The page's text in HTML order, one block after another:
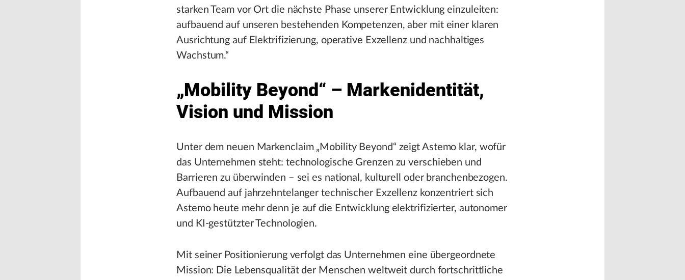
starken Team vor Ort die nächste Phase unserer Entwicklung einzuleiten:
aufbauend auf unseren bestehenden Kompetenzen, aber mit einer klaren
Ausrichtung auf Elektrifizierung, operative Exzellenz und nachhaltiges
Wachstum.“
„Mobility Beyond“ – Markenidentität,
Vision und Mission
Unter dem neuen Markenclaim „Mobility Beyond“ zeigt Astemo klar, wofür
das Unternehmen steht: technologische Grenzen zu verschieben und
Barrieren zu überwinden – sei es national, kulturell oder branchenbezogen.
Aufbauend auf jahrzehntelanger technischer Exzellenz konzentriert sich
Astemo heute mehr denn je auf die Entwicklung elektrifizierter, autonomer
und KI-gestützter Technologien.
Mit seiner Positionierung verfolgt das Unternehmen eine übergeordnete
Mission: Die Lebensqualität der Menschen weltweit durch fortschrittliche